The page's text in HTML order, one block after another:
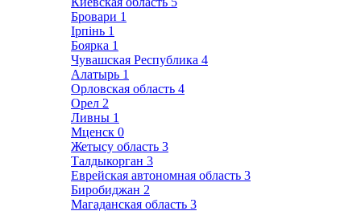
Бровари 1
Ірпінь 1
Боярка 1
Чувашская Республика 4
Алатырь 1
Орловская область 4
Орел 2
Ливны 1
Мценск 0
Жетысу область 3
Талдыкорган 3
Еврейская автономная область 3
Биробиджан 2
Магаданская область 3